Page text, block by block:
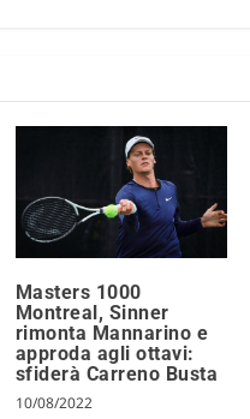
Masters 1000
Montreal, Sinner
rimonta Mannarino e
approda agli ottavi:
sfiderà Carreno Busta
10/08/2022